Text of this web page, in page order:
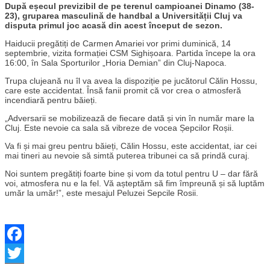
După eșecul previzibil de pe terenul campioanei Dinamo (38-
23), gruparea masculină de handbal a Universității Cluj va
disputa primul joc acasă din acest început de sezon.
Haiducii pregătiți de Carmen Amariei vor primi duminică, 14
septembrie, vizita formației CSM Sighișoara. Partida începe la ora
16:00, în Sala Sporturilor „Horia Demian” din Cluj-Napoca.
Trupa clujeană nu îl va avea la dispoziție pe jucătorul Călin Hossu,
care este accidentat. Însă fanii promit că vor crea o atmosferă
incendiară pentru băieți.
„Adversarii se mobilizează de fiecare dată și vin în număr mare la
Cluj. Este nevoie ca sala să vibreze de vocea Șepcilor Roșii.
Va fi și mai greu pentru băieți, Călin Hossu, este accidentat, iar cei
mai tineri au nevoie să simtă puterea tribunei ca să prindă curaj.
Noi suntem pregătiți foarte bine și vom da totul pentru U – dar fără
voi, atmosfera nu e la fel. Vă așteptăm să fim împreună și să luptăm
umăr la umăr!”, este mesajul Peluzei Sepcile Rosii.
Facebook